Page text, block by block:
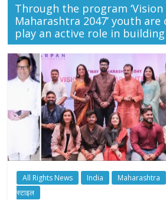
Through the program
Maharashtra 2047’ youth
play an active role in
All Rights News India Maharashtra
स्टाइल